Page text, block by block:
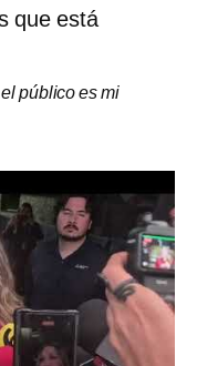
que está
público es mi